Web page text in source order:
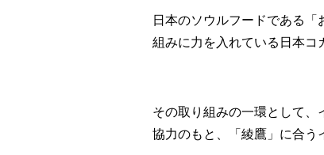
日本のソウルフードである
組みに力を入れている日本コ
その取り組みの一環として
協力のもと、「綾鷹」に合う